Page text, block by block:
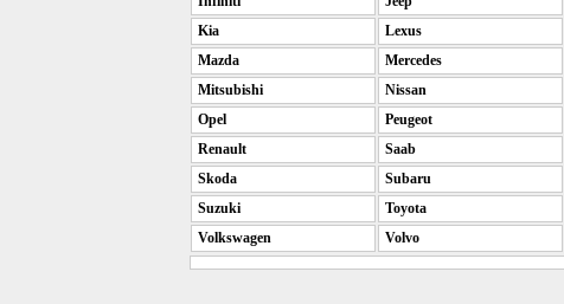
Kia
Lexus
Mazda
Mercedes
Mitsubishi
Nissan
Opel
Peugeot
Renault
Saab
Skoda
Subaru
Suzuki
Toyota
Volkswagen
Volvo